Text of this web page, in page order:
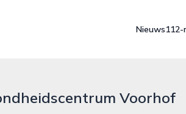
Nieuws112-
Voorhof